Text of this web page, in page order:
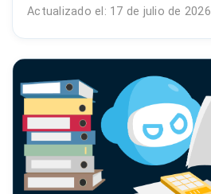
Actualizado el: 17 de julio de 2026